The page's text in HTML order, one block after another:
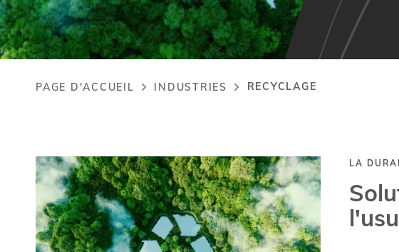
PAGE D'ACCUEIL INDUSTRIES RECYCLAGE
LA